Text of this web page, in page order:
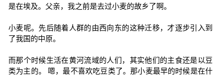
是在埃及。父亲，我之前是去过小麦的故乡了啊。
小麦呢。先后随着人群的由西向东的这种迁移，才逐步引入到
了我国的中原。
而那个时候生活在黄河流域的人们，其实他们的主食还是以豆
类为主的。 嗯，最不喜欢吃豆类了。那小麦最早的时候是在什